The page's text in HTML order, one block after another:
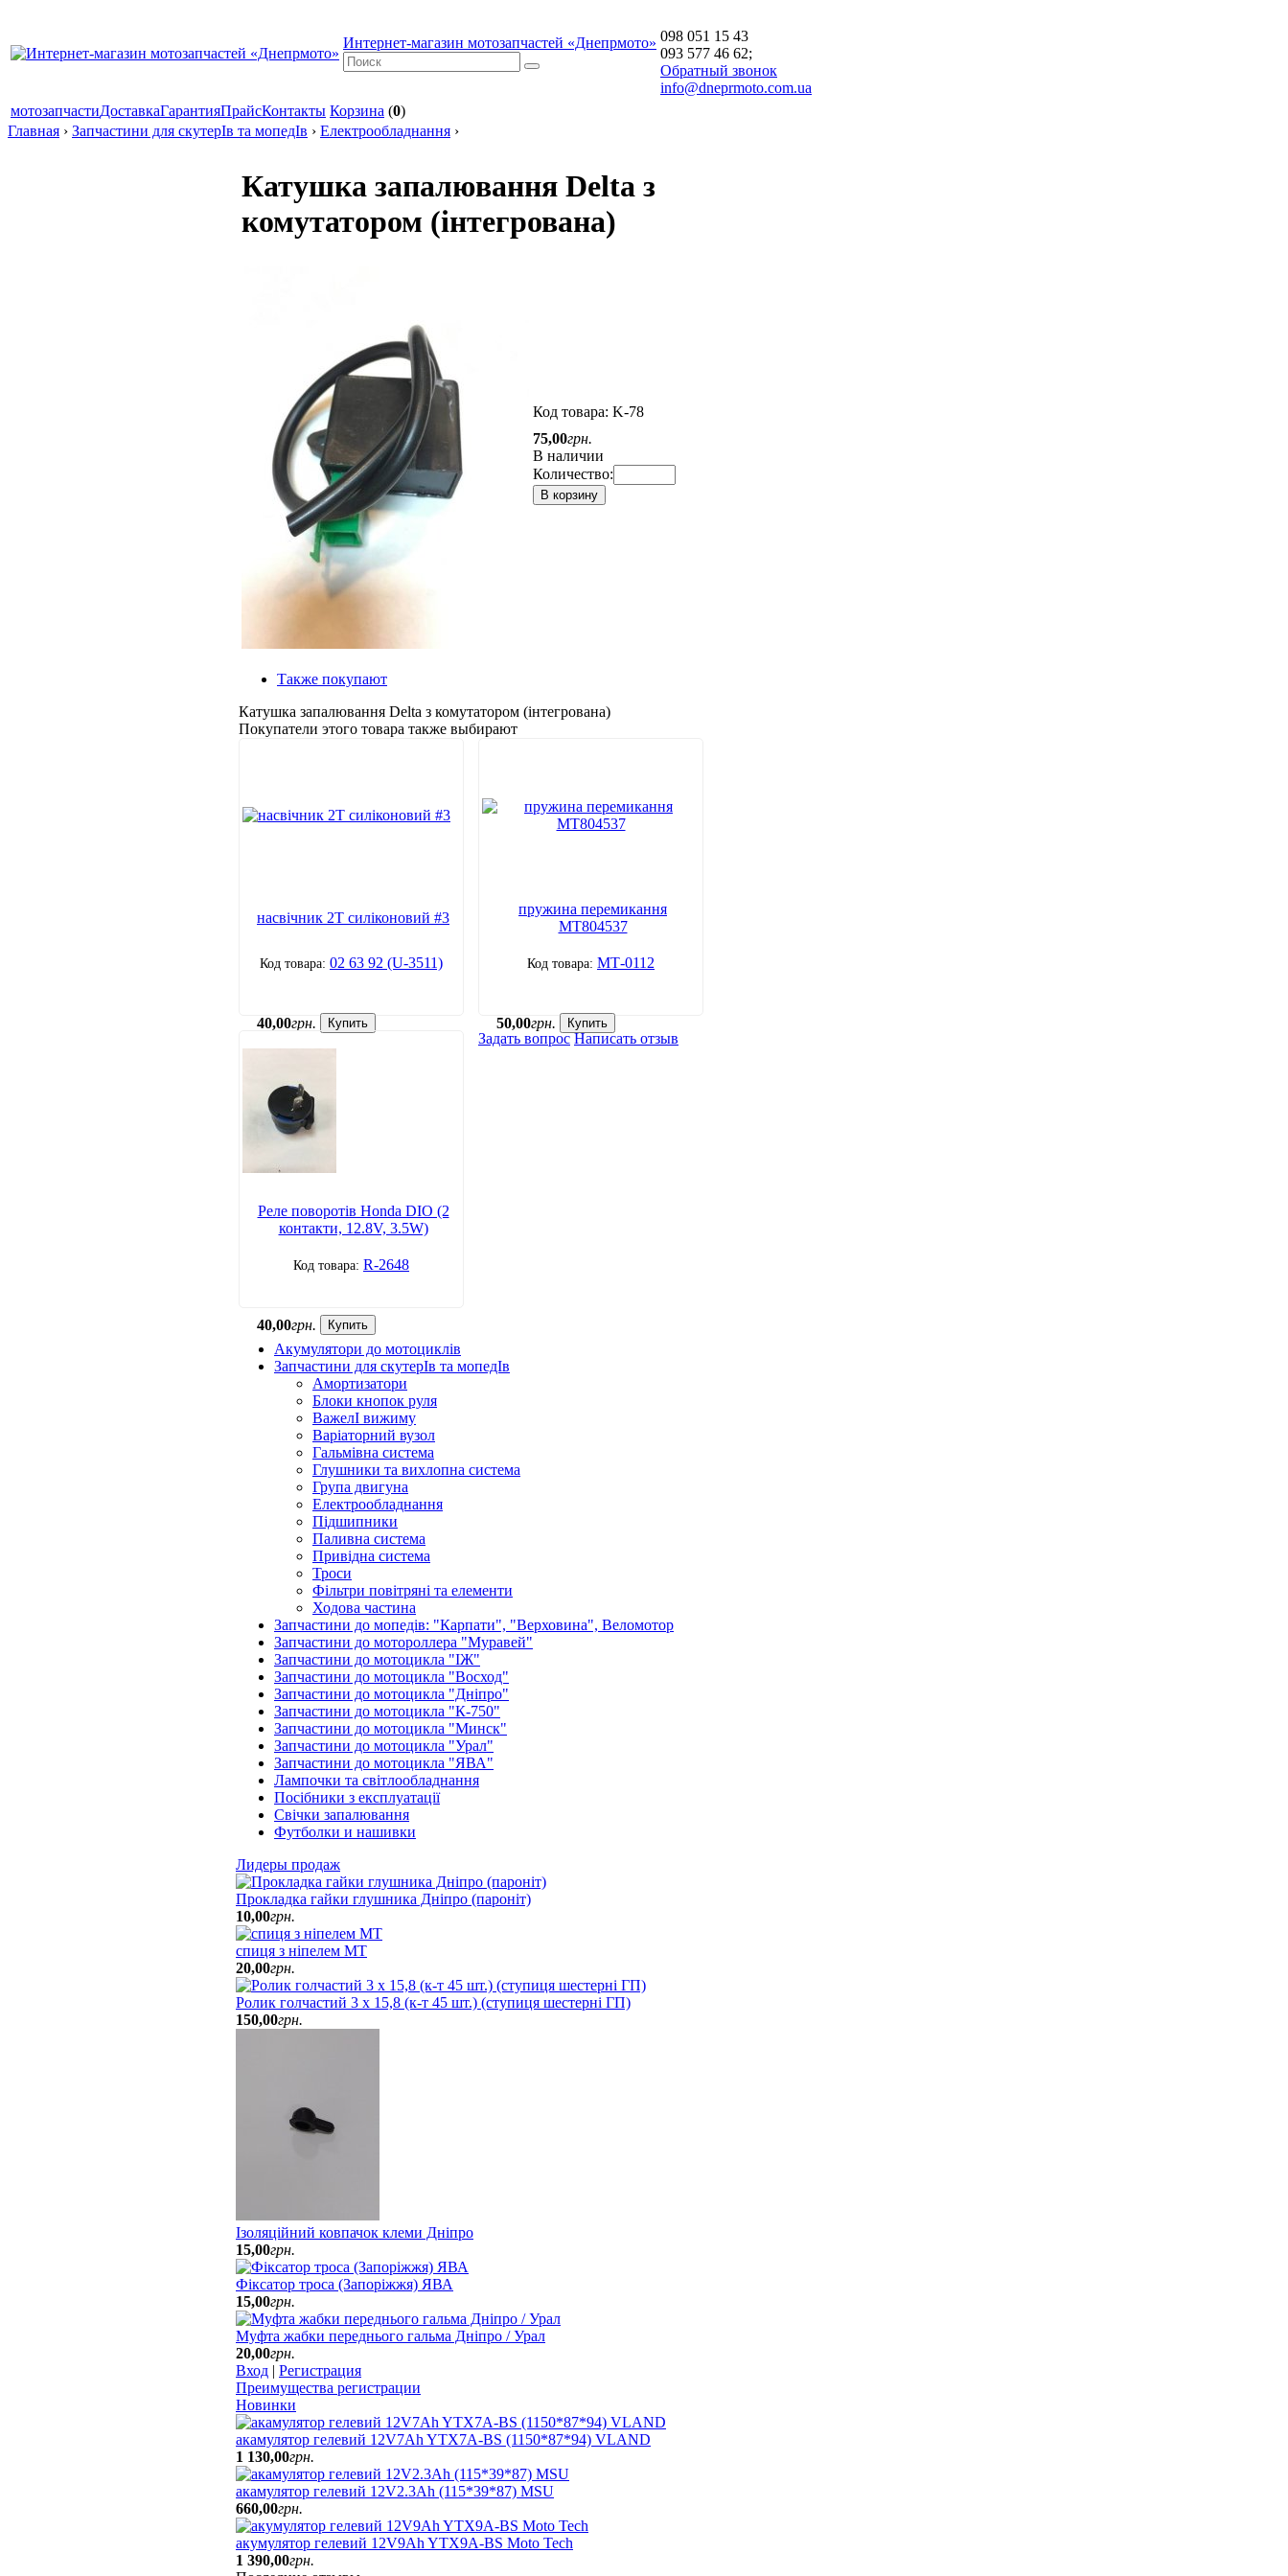
Интернет-магазин мотозапчастей «Днепрмото» 098 051 15 43
093 577 46 62;
Обратный звонок
info@dneprmoto.com.ua
мотозапчастиДоставкаГарантияПрайсКонтакты Корзина (0)
Главная › Запчастини для скутерІв та мопедІв › Електрообладнання ›
Катушка запалювання Delta з
комутатором (інтегрована)
Код товара: K-78
75,00грн.
В наличии
Количество:
В корзину
Также покупают
Катушка запалювання Delta з комутатором (інтегрована)
Покупатели этого товара также выбирают
насвічник 2Т силіконовий #3
02 63 92 (U-3511)
40,00грн. Купить
пружина перемикання
МТ804537
МТ-0112
50,00грн. Купить
Реле поворотів Honda DIO (2
контакти, 12.8V, 3.5W)
R-2648
40,00грн. Купить
Задать вопрос Написать отзыв
Акумулятори до мотоциклів
Запчастини для скутерІв та мопедІв
Амортизатори
Блоки кнопок руля
ВажелІ вижиму
Варіаторний вузол
Гальмівна система
Глушники та вихлопна система
Група двигуна
Електрообладнання
Підшипники
Паливна система
Привідна система
Троси
Фільтри повітряні та елементи
Ходова частина
Запчастини до мопедів: "Карпати", "Верховина", Веломотор
Запчастини до мотороллера "Муравей"
Запчастини до мотоцикла "ІЖ"
Запчастини до мотоцикла "Восход"
Запчастини до мотоцикла "Дніпро"
Запчастини до мотоцикла "К-750"
Запчастини до мотоцикла "Минск"
Запчастини до мотоцикла "Урал"
Запчастини до мотоцикла "ЯВА"
Лампочки та світлообладнання
Посібники з експлуатації
Свічки запалювання
Футболки и нашивки
Лидеры продаж
Прокладка гайки глушника Дніпро (пароніт)
10,00грн.
спиця з ніпелем МТ
20,00грн.
Ролик голчастий 3 х 15,8 (к-т 45 шт.) (ступиця шестерні ГП)
150,00грн.
Ізоляційний ковпачок клеми Дніпро
15,00грн.
Фіксатор троса (Запоріжжя) ЯВА
15,00грн.
Муфта жабки переднього гальма Дніпро / Урал
20,00грн.
Вход | Регистрация
Преимущества регистрации
Новинки
акамулятор гелевий 12V7Ah YTX7A-BS (1150*87*94) VLAND
1 130,00грн.
акамулятор гелевий 12V2.3Ah (115*39*87) MSU
660,00грн.
акумулятор гелевий 12V9Ah YTX9A-BS Moto Tech
1 390,00грн.